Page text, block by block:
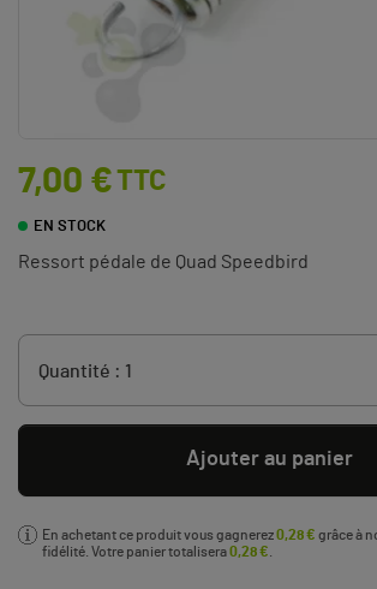
7,00 €TTC
EN STOCK
Ressort pédale de Quad Speedbird
Ajouter au panier
En achetant ce produit vous gagnerez0,28 € grâce à
fidélité. Votre panier totalisera0,28 €